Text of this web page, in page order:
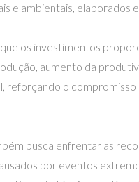
e ambientais, elaborados
os investimentos
aumento da
reforçando o
busca enfrentar as
por eventos